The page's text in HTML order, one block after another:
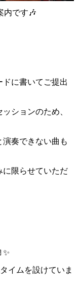
内です🎶
に書いてご提出
ションのため、
演奏できない曲も
に限らせていただ
イムを設けていま